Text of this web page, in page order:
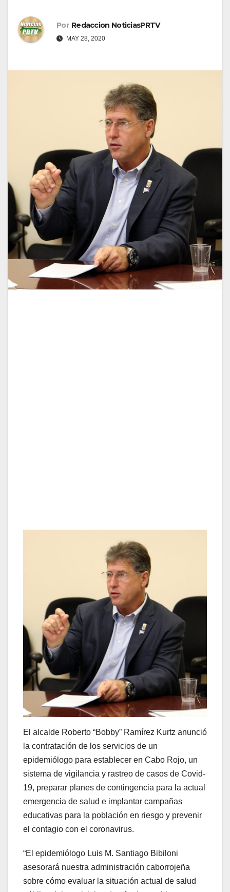
Por Redaccion NoticiasPRTV
MAY 28, 2020
El alcalde Roberto “Bobby” Ramírez Kurtz anunció
la contratación de los servicios de un
epidemiólogo para establecer en Cabo Rojo, un
sistema de vigilancia y rastreo de casos de Covid-
19, preparar planes de contingencia para la actual
emergencia de salud e implantar campañas
educativas para la población en riesgo y prevenir
el contagio con el coronavirus.
“El epidemiólogo Luis M. Santiago Bibiloni
asesorará nuestra administración caborrojeña
sobre cómo evaluar la situación actual de salud